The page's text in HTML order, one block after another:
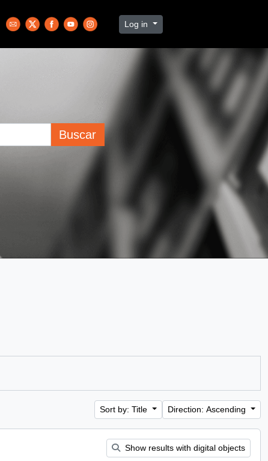
Log in
Buscar
Sort by: Title Direction: Ascending
Show results with digital objects